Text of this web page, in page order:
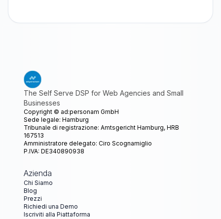
The Self Serve DSP for Web Agencies and Small
Businesses
Copyright © ad:personam GmbH
Sede legale: Hamburg
Tribunale di registrazione: Amtsgericht Hamburg, HRB
167513
Amministratore delegato: Ciro Scognamiglio
P.IVA: DE340890938
Azienda
Chi Siamo
Blog
Prezzi
Richiedi una Demo
Iscriviti alla Piattaforma